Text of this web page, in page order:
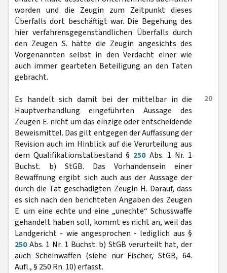
worden und die Zeugin zum Zeitpunkt dieses
Überfalls dort beschäftigt war. Die Begehung des
hier verfahrensgegenständlichen Überfalls durch
den Zeugen S. hätte die Zeugin angesichts des
Vorgenannten selbst in den Verdacht einer wie
auch immer gearteten Beteiligung an den Taten
gebracht.
20
Es handelt sich damit bei der mittelbar in die
Hauptverhandlung eingeführten Aussage des
Zeugen E. nicht um das einzige oder entscheidende
Beweismittel. Das gilt entgegen der Auffassung der
Revision auch im Hinblick auf die Verurteilung aus
dem Qualifikationstatbestand § 250Abs. 1 Nr. 1
Buchst. b) StGB. Das Vorhandensein einer
Bewaffnung ergibt sich auch aus der Aussage der
durch die Tat geschädigten Zeugin H. Darauf, dass
es sich nach den berichteten Angaben des Zeugen
E. um eine echte und eine „unechte“ Schusswaffe
gehandelt haben soll, kommt es nicht an, weil das
Landgericht - wie angesprochen - lediglich aus §
250Abs. 1 Nr. 1 Buchst. b) StGB verurteilt hat, der
auch Scheinwaffen (siehe nur Fischer, StGB, 64.
Aufl., § 250 Rn. 10) erfasst.